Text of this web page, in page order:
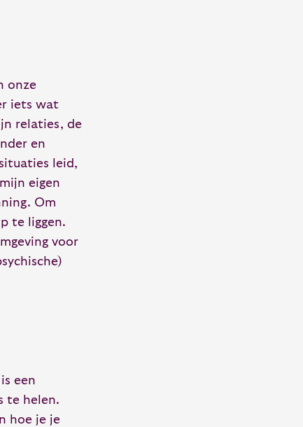
onze
iets wat
relaties, de
en
leid,
eigen
Om
te liggen.
voor
een
te helen.
hoe je je